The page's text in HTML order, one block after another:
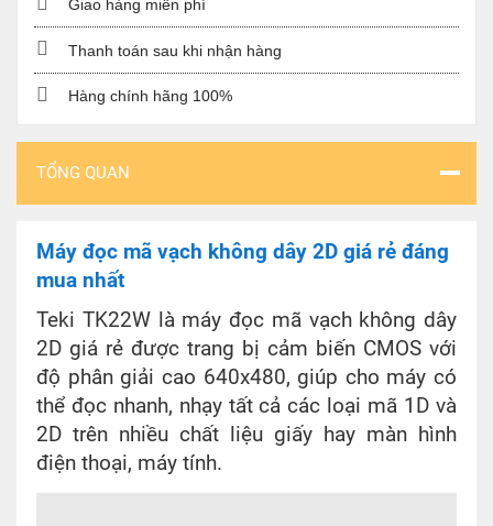
Giao hàng miễn phí
Thanh toán sau khi nhận hàng
Hàng chính hãng 100%
TỔNG QUAN
Máy đọc mã vạch không dây 2D giá rẻ đáng
mua nhất
Teki TK22W là máy đọc mã vạch không dây
2D giá rẻ được trang bị cảm biến CMOS với
độ phân giải cao 640x480, giúp cho máy có
thể đọc nhanh, nhạy tất cả các loại mã 1D và
2D trên nhiều chất liệu giấy hay màn hình
điện thoại, máy tính.